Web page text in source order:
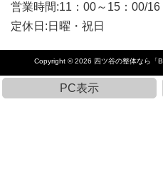
営業時間:11：00～15：00/
定休日:日曜・祝日
Copyright © 2026 四ツ谷の整体なら「
PC表示